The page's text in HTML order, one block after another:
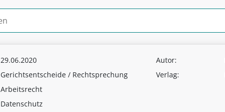
29.06.2020
Gerichtsentscheide / Rechtsprechung
Arbeitsrecht
Datenschutz
Autor:
Verlag: